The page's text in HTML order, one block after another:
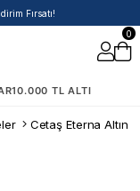
Fırsatı!
0
10.000 TL ALTI